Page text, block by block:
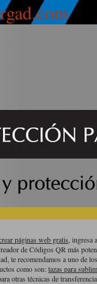
páginas web gratis, ingresa a
de Códigos QR más
te recomendamos a uno de
como son:tazas para
otras técnicas de